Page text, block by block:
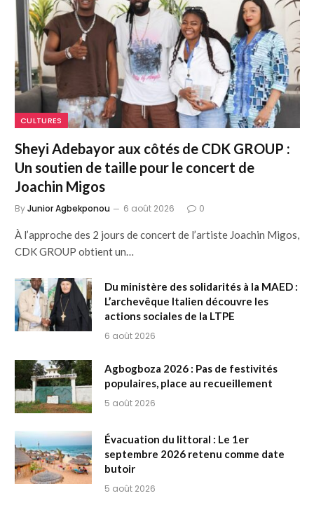
CULTURES
Sheyi Adebayor aux côtés de CDK GROUP :
Un soutien de taille pour le concert de
Joachin Migos
ByJunior Agbekponou 6 août 2026 0
À l’approche des 2 jours de concert de l’artiste Joachin Migos,
CDK GROUP obtient un…
Du ministère des solidarités à la MAED :
L’archevêque Italien découvre les
actions sociales de la LTPE
6 août 2026
Agbogboza 2026 : Pas de festivités
populaires, place au recueillement
5 août 2026
Évacuation du littoral : Le 1er
septembre 2026 retenu comme date
butoir
5 août 2026